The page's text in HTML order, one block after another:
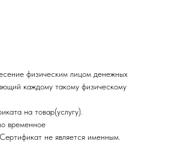
физическим лицом денежных
каждому такому физическому
на товар(услугу).
временное
не является именным.